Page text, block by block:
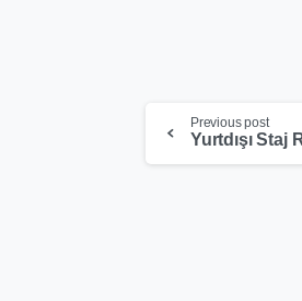
Previous post